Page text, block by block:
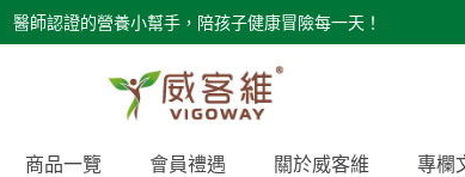
醫師認證的營養小幫手，陪孩子健康冒險每一天！
商品一覽 會員禮遇 關於威客維 專欄